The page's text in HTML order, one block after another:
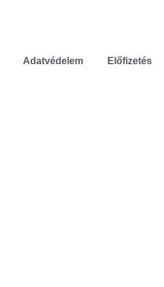
Adatvédelem Előfizetés